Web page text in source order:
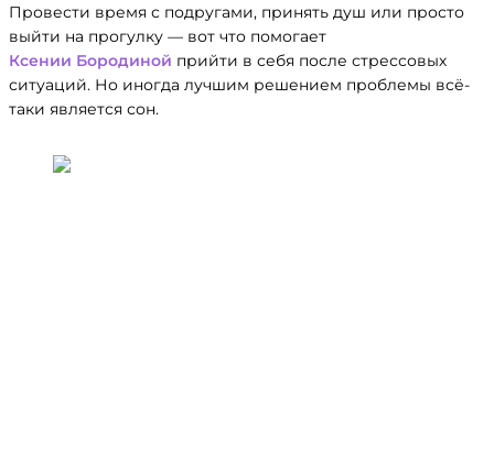
Провести время с подругами, принять душ или просто
выйти на прогулку — вот что помогает
Ксении Бородиной прийти в себя после стрессовых
ситуаций. Но иногда лучшим решением проблемы всё-
таки является сон.